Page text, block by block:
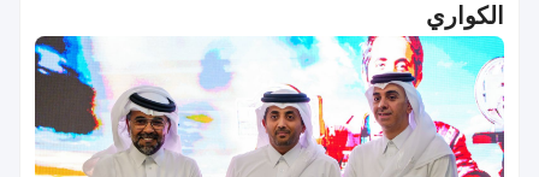
الكواري